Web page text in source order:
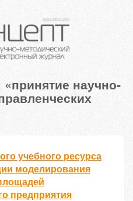
научно-
учебного ресурса
моделирования
предприятия